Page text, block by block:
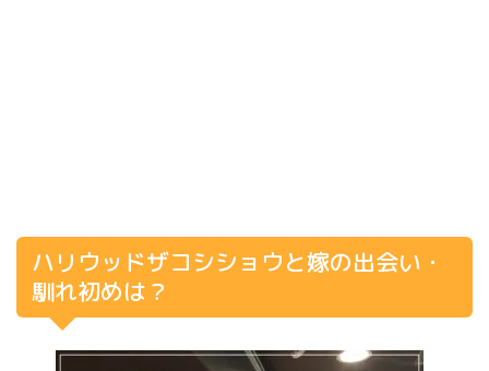
ハリウッドザコシショウと嫁の出会い・
馴れ初めは？